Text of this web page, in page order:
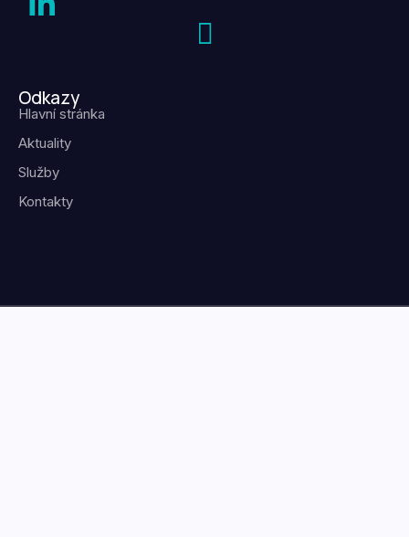
Odkazy
Hlavní stránka
Aktuality
Služby
Kontakty